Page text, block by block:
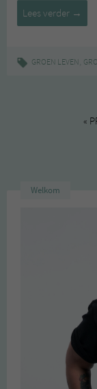
Lees verder Klup
→
GROEN LEVEN,
«
Welkom